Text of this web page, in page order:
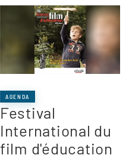
AGENDA
Festival
International du
film d'éducation